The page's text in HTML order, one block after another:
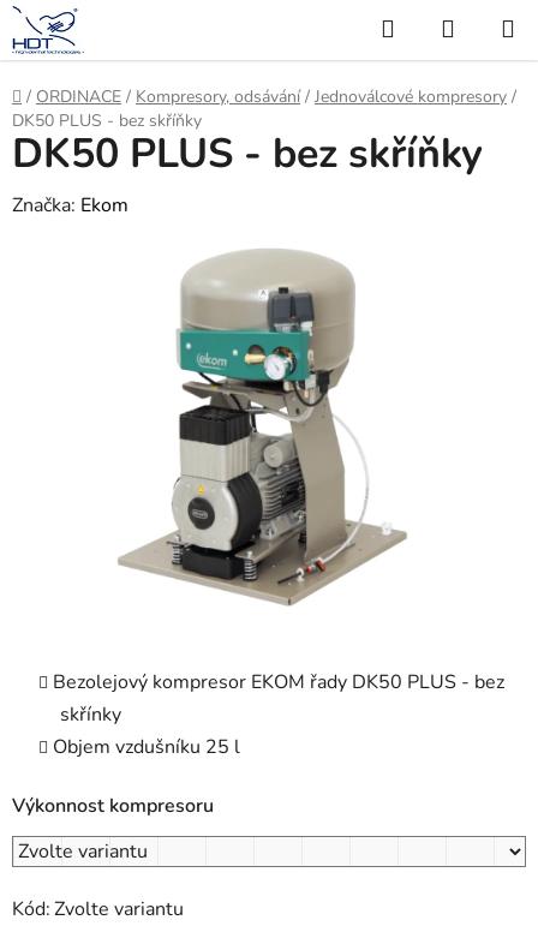
Přejít
na
obsah
Hledat
KOŠÍK
Domů
/ ORDINACE / Kompresory, odsávání / Jednoválcové kompresory /
DK50 PLUS - bez skříňky
Bezolejový kompresor EKOM řady DK50 PLUS - bez
skřínky
Objem vzdušníku 25 l
Výkonnost kompresoru
Kód:Zvolte variantu
DK50 PLUS - bez skříňky
Značka: Ekom